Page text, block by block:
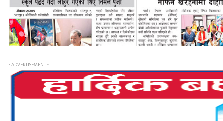
- ADVERTISEMENT -